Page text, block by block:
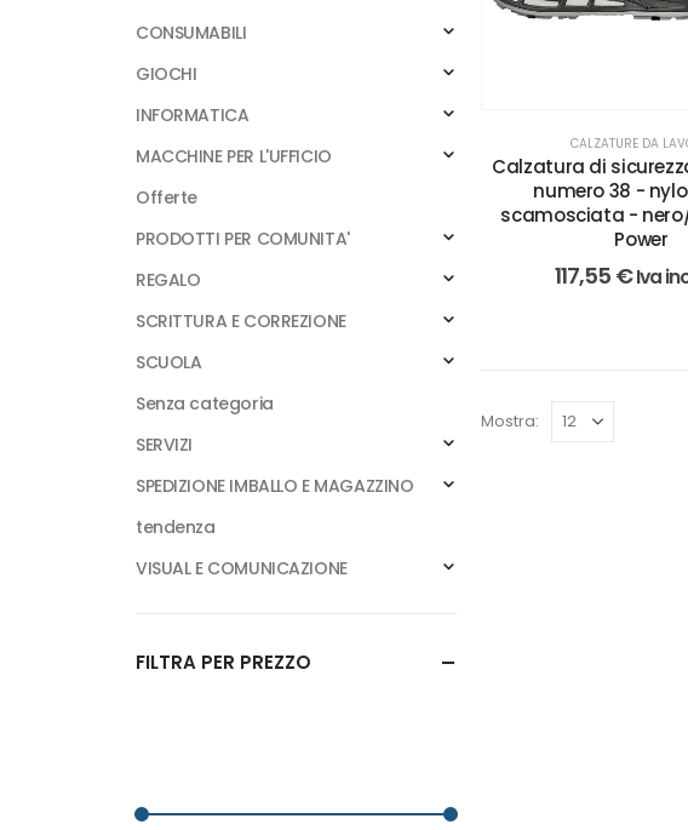
CALZATURE DA
Calzatura di
numero 38 -
scamosciata -
Power
117,55 €Iva
Mostra:
CONSUMABILI
GIOCHI
INFORMATICA
MACCHINE PER L'UFFICIO
Offerte
PRODOTTI PER COMUNITA'
REGALO
SCRITTURA E CORREZIONE
SCUOLA
Senza categoria
SERVIZI
SPEDIZIONE IMBALLO E MAGAZZINO
tendenza
VISUAL E COMUNICAZIONE
FILTRA PER PREZZO